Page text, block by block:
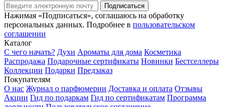
Подписаться
Нажимая «Подписаться», соглашаюсь на обработку
персональных данных. Подробнее в пользовательском
соглашении
Каталог
С чего начать? Духи Ароматы для дома Косметика
Распродажа Подарочные сертификаты Новинки Бестселлеры
Коллекции Подарки Предзаказ
Покупателям
О нас Журнал о парфюмерии Доставка и оплата Отзывы
Акции Гид по подаркам Гид по сертификатам Программа